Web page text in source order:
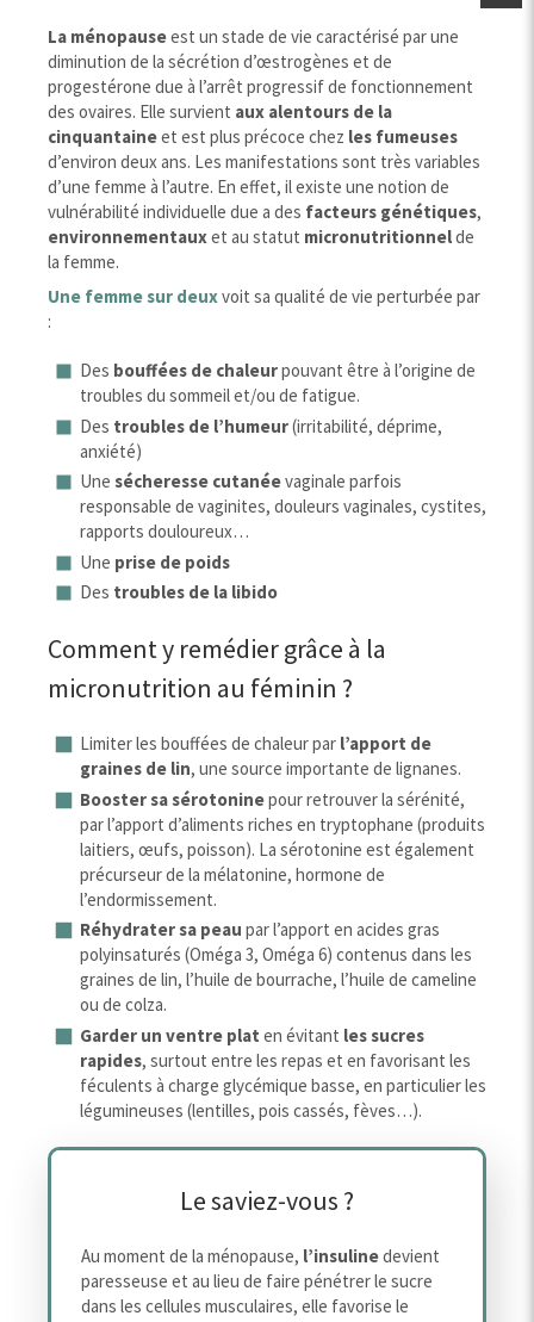
La ménopauseest un stade de vie caractérisé par une
diminution de la sécrétion d’œstrogènes et de
progestérone due à l’arrêt progressif de fonctionnement
des ovaires. Elle survient aux alentours de la
cinquantaineet est plus précoce chez les fumeuses
d’environ deux ans. Les manifestations sont très variables
d’une femme à l’autre. En effet, il existe une notion de
vulnérabilité individuelle due a des facteurs génétiques,
environnementauxet au statut micronutritionnelde
la femme.
Une femme sur deuxvoit sa qualité de vie perturbée par
:
Des bouffées de chaleurpouvant être à l’origine de
troubles du sommeil et/ou de fatigue.
Des troubles de l’humeur(irritabilité, déprime,
anxiété)
Une sécheresse cutanéevaginale parfois
responsable de vaginites, douleurs vaginales, cystites,
rapports douloureux…
Une prise de poids
Des troubles de la libido
Comment y remédier grâce à la
micronutrition au féminin ?
Limiter les bouffées de chaleur par l’apport de
graines de lin, une source importante de lignanes.
Booster sa sérotoninepour retrouver la sérénité,
par l’apport d’aliments riches en tryptophane (produits
laitiers, œufs, poisson). La sérotonine est également
précurseur de la mélatonine, hormone de
l’endormissement.
Réhydrater sa peau par l’apport en acides gras
polyinsaturés (Oméga 3, Oméga 6) contenus dans les
graines de lin, l’huile de bourrache, l’huile de cameline
ou de colza.
Garder un ventre plat en évitant les sucres
rapides, surtout entre les repas et en favorisant les
féculents à charge glycémique basse, en particulier les
légumineuses (lentilles, pois cassés, fèves…).
Le saviez-vous ?
Au moment de la ménopause, l’insulinedevient
paresseuse et au lieu de faire pénétrer le sucre
dans les cellules musculaires, elle favorise le